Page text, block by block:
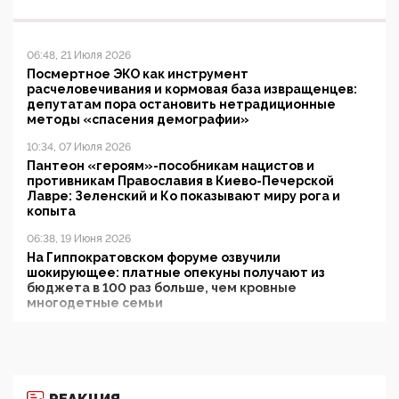
06:48, 21 Июля 2026
Посмертное ЭКО как инструмент
расчеловечивания и кормовая база извращенцев:
депутатам пора остановить нетрадиционные
методы «спасения демографии»
10:34, 07 Июля 2026
Пантеон «героям»-пособникам нацистов и
противникам Православия в Киево-Печерской
Лавре: Зеленский и Ко показывают миру рога и
копыта
06:38, 19 Июня 2026
На Гиппократовском форуме озвучили
шокирующее: платные опекуны получают из
бюджета в 100 раз больше, чем кровные
многодетные семьи